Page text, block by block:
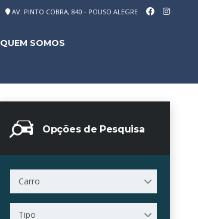
AV. PINTO COBRA, 840 - POUSO ALEGRE
QUEM SOMOS
Opções de Pesquisa
Carro
Tipo